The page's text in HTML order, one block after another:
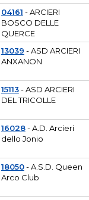
04161 - ARCIERI
BOSCO DELLE
QUERCE
13039 - ASD ARCIERI
ANXANON
15113- ASD ARCIERI
DEL TRICOLLE
16028- A.D. Arcieri
dello Jonio
18050- A.S.D. Queen
Arco Club